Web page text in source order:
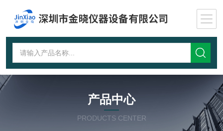
产品中心
PRODUCTS CENTER